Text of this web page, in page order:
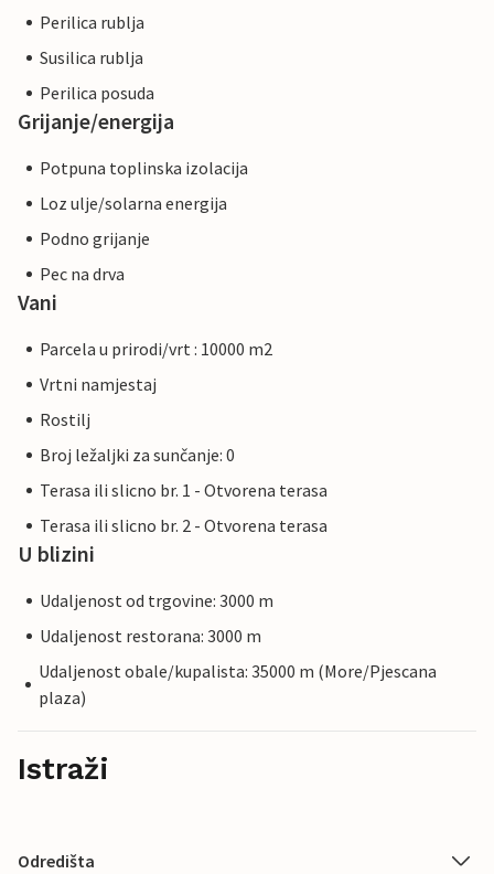
Perilica rublja
Susilica rublja
Perilica posuda
Grijanje/energija
Potpuna toplinska izolacija
Loz ulje/solarna energija
Podno grijanje
Pec na drva
Vani
Parcela u prirodi/vrt : 10000 m2
Vrtni namjestaj
Rostilj
Broj ležaljki za sunčanje: 0
Terasa ili slicno br. 1 - Otvorena terasa
Terasa ili slicno br. 2 - Otvorena terasa
U blizini
Udaljenost od trgovine: 3000 m
Udaljenost restorana: 3000 m
Udaljenost obale/kupalista: 35000 m (More/Pjescana
plaza)
Istraži
Odredišta